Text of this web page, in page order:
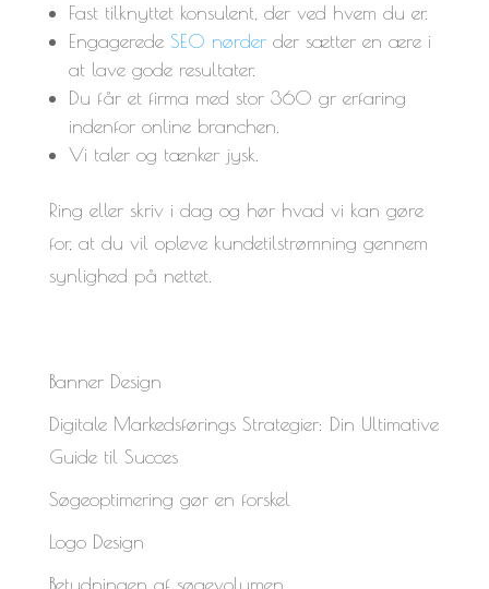
Fast tilknyttet konsulent, der ved hvem du er.
Engagerede SEO nørderder sætter en ære i
at lave gode resultater.
Du får et firma med stor 360 gr erfaring
indenfor online branchen.
Vi taler og tænker jysk.
Ring eller skriv i dag og hør hvad vi kan gøre
for, at du vil opleve kundetilstrømning gennem
synlighed på nettet.
Banner Design
Digitale Markedsførings Strategier: Din Ultimative
Guide til Succes
Søgeoptimering gør en forskel
Logo Design
Betydningen af søgevolumen